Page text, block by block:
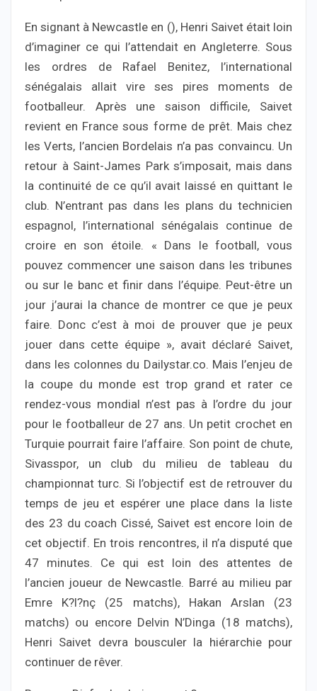
En signant à Newcastle en (), Henri Saivet était loin
d’imaginer ce qui l’attendait en Angleterre. Sous
les ordres de Rafael Benitez, l’international
sénégalais allait vire ses pires moments de
footballeur. Après une saison difficile, Saivet
revient en France sous forme de prêt. Mais chez
les Verts, l’ancien Bordelais n’a pas convaincu. Un
retour à Saint-James Park s’imposait, mais dans
la continuité de ce qu’il avait laissé en quittant le
club. N’entrant pas dans les plans du technicien
espagnol, l’international sénégalais continue de
croire en son étoile. « Dans le football, vous
pouvez commencer une saison dans les tribunes
ou sur le banc et finir dans l’équipe. Peut-être un
jour j’aurai la chance de montrer ce que je peux
faire. Donc c’est à moi de prouver que je peux
jouer dans cette équipe », avait déclaré Saivet,
dans les colonnes du Dailystar.co. Mais l’enjeu de
la coupe du monde est trop grand et rater ce
rendez-vous mondial n’est pas à l’ordre du jour
pour le footballeur de 27 ans. Un petit crochet en
Turquie pourrait faire l’affaire. Son point de chute,
Sivasspor, un club du milieu de tableau du
championnat turc. Si l’objectif est de retrouver du
temps de jeu et espérer une place dans la liste
des 23 du coach Cissé, Saivet est encore loin de
cet objectif. En trois rencontres, il n’a disputé que
47 minutes. Ce qui est loin des attentes de
l’ancien joueur de Newcastle. Barré au milieu par
Emre K?l?nç (25 matchs), Hakan Arslan (23
matchs) ou encore Delvin N’Dinga (18 matchs),
Henri Saivet devra bousculer la hiérarchie pour
continuer de rêver.